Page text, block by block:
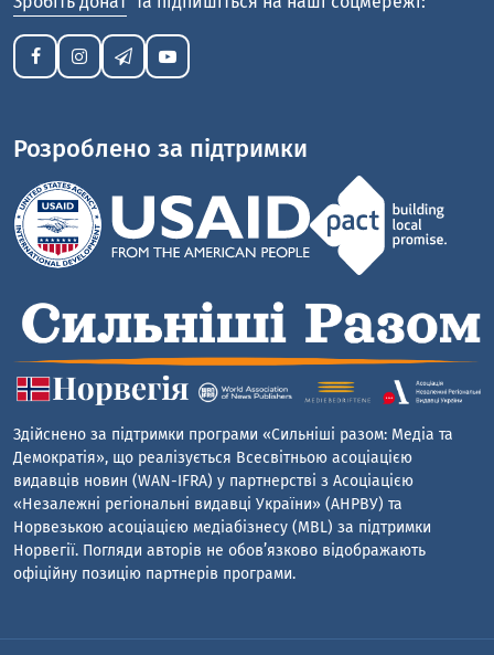
Розроблено за підтримки
Здійснено за підтримки програми «Сильніші разом: Медіа та
Демократія», що реалізується Всесвітньою асоціацією
видавців новин (WAN-IFRA) у партнерстві з Асоціацією
«Незалежні регіональні видавці України» (АНРВУ) та
Норвезькою асоціацією медіабізнесу (MBL) за підтримки
Норвегії. Погляди авторів не обов’язково відображають
офіційну позицію партнерів програми.